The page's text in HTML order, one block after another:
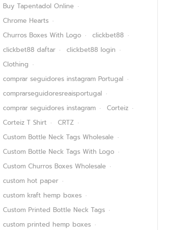
Buy Tapentadol Online
Chrome Hearts
Churros Boxes With Logo
clickbet88
clickbet88 daftar
clickbet88 login
Clothing
comprar seguidores instagram Portugal
comprarseguidoresreaisportugal
comprar seguidores instagram
Corteiz
Corteiz T Shirt
CRTZ
Custom Bottle Neck Tags Wholesale
Custom Bottle Neck Tags With Logo
Custom Churros Boxes Wholesale
custom hot paper
custom kraft hemp boxes
Custom Printed Bottle Neck Tags
custom printed hemp boxes